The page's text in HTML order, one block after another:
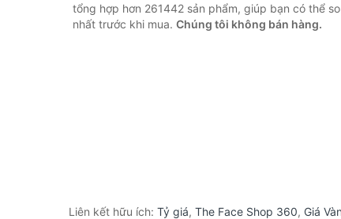
tổng hợp hơn 261442 sản phẩm, giúp bạn có thể
nhất trước khi mua. Chúng tôi không bán hàng.
Liên kết hữu ích: Tỷ giá, The Face Shop 360, Giá